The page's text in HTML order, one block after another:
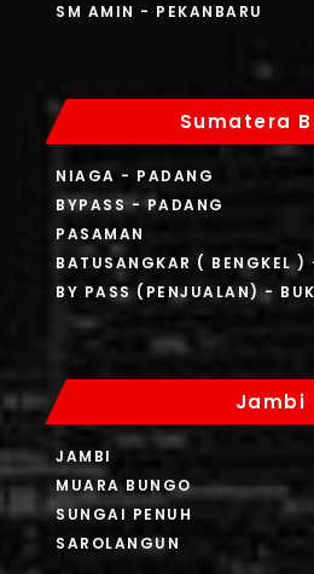
SM AMIN - PEKANBARU
Sumatera
NIAGA - PADANG
BYPASS - PADANG
PASAMAN
BATUSANGKAR ( BENGKEL )
BY PASS (PENJUALAN) -
Jambi
JAMBI
MUARA BUNGO
SUNGAI PENUH
SAROLANGUN